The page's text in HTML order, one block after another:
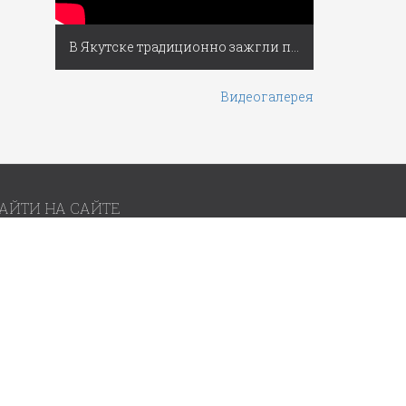
В Якутске традиционно зажгли первую новогоднюю ёлку России
Видеогалерея
НА САЙТЕ